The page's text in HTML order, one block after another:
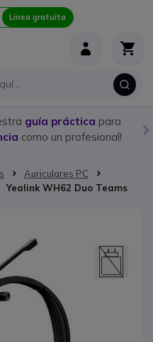
Linea gratuita
guía práctica para
como un profesional!
Auriculares PC
Yealink WH62 Duo Teams